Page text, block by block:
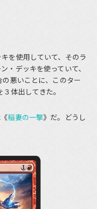
を使用していて、そのラ
・デッキを使っていて、
悪いことに、このター
体出してきた。
稲妻の一撃》だ。どうし